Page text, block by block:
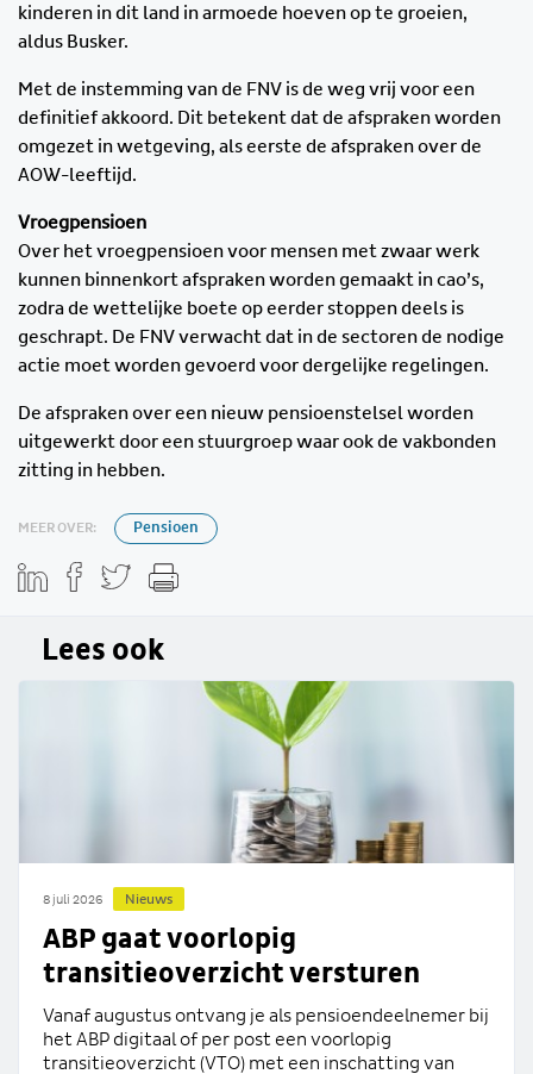
kinderen in dit land in armoede hoeven op te groeien,
aldus Busker.
Met de instemming van de FNV is de weg vrij voor een
definitief akkoord. Dit betekent dat de afspraken worden
omgezet in wetgeving, als eerste de afspraken over de
AOW-leeftijd.
Vroegpensioen
Over het vroegpensioen voor mensen met zwaar werk
kunnen binnenkort afspraken worden gemaakt in cao’s,
zodra de wettelijke boete op eerder stoppen deels is
geschrapt. De FNV verwacht dat in de sectoren de nodige
actie moet worden gevoerd voor dergelijke regelingen.
De afspraken over een nieuw pensioenstelsel worden
uitgewerkt door een stuurgroep waar ook de vakbonden
zitting in hebben.
MEER OVER: Pensioen
Lees ook
8 juli 2026 Nieuws
ABP gaat voorlopig
transitieoverzicht versturen
Vanaf augustus ontvang je als pensioendeelnemer bij
het ABP digitaal of per post een voorlopig
transitieoverzicht (VTO) met een inschatting van